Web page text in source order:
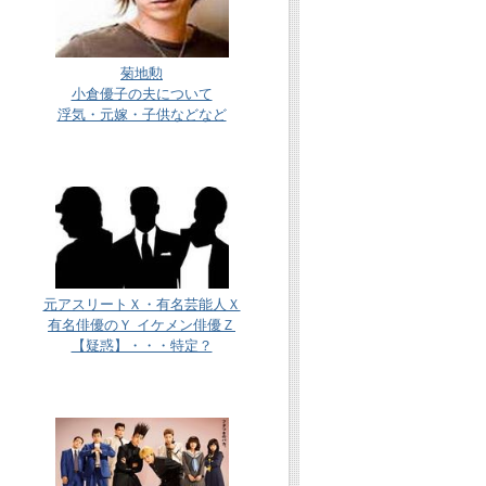
菊地勲
小倉優子の夫について
浮気・元嫁・子供などなど
元アスリートＸ・有名芸能人Ｘ
有名俳優のＹ イケメン俳優Ｚ
【疑惑】・・・特定？